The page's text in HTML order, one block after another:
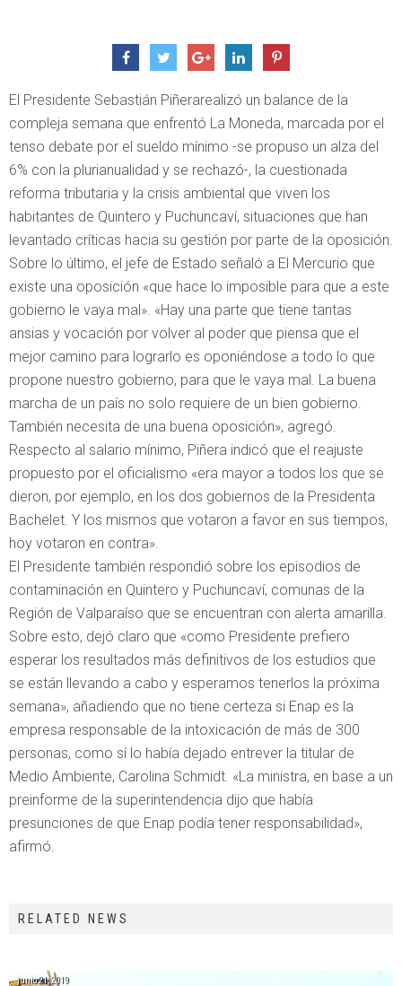
El Presidente Sebastián Piñerarealizó un balance de la
compleja semana que enfrentó La Moneda, marcada por el
tenso debate por el sueldo mínimo -se propuso un alza del
6% con la plurianualidad y se rechazó-, la cuestionada
reforma tributaria y la crisis ambiental que viven los
habitantes de Quintero y Puchuncaví, situaciones que han
levantado críticas hacia su gestión por parte de la oposición.
Sobre lo último, el jefe de Estado señaló a El Mercurio que
existe una oposición «que hace lo imposible para que a este
gobierno le vaya mal». «Hay una parte que tiene tantas
ansias y vocación por volver al poder que piensa que el
mejor camino para lograrlo es oponiéndose a todo lo que
propone nuestro gobierno, para que le vaya mal. La buena
marcha de un país no solo requiere de un bien gobierno.
También necesita de una buena oposición», agregó.
Respecto al salario mínimo, Piñera indicó que el reajuste
propuesto por el oficialismo «era mayor a todos los que se
dieron, por ejemplo, en los dos gobiernos de la Presidenta
Bachelet. Y los mismos que votaron a favor en sus tiempos,
hoy votaron en contra».
El Presidente también respondió sobre los episodios de
contaminación en Quintero y Puchuncaví, comunas de la
Región de Valparaíso que se encuentran con alerta amarilla.
Sobre esto, dejó claro que «como Presidente prefiero
esperar los resultados más definitivos de los estudios que
se están llevando a cabo y esperamos tenerlos la próxima
semana», añadiendo que no tiene certeza si Enap es la
empresa responsable de la intoxicación de más de 300
personas, como sí lo había dejado entrever la titular de
Medio Ambiente, Carolina Schmidt. «La ministra, en base a un
preinforme de la superintendencia dijo que había
presunciones de que Enap podía tener responsabilidad»,
afirmó.
RELATED NEWS
junio 21, 2019